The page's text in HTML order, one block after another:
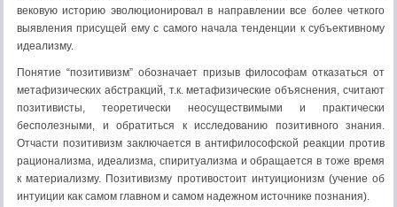
вековую историю эволюционировал в направлении все более четкого
выявления присущей ему с самого начала тенденции к субъективному
идеализму.
Понятие “позитивизм” обозначает призыв философам отказаться от
метафизических абстракций, т.к. метафизические объяснения, считают
позитивисты, теоретически неосуществимыми и практически
бесполезными, и обратиться к исследованию позитивного знания.
Отчасти позитивизм заключается в антифилософской реакции против
рационализма, идеализма, спиритуализма и обращается в тоже время
к материализму. Позитивизму противостоит интуиционизм (учение об
интуиции как самом главном и самом надежном источнике познания).